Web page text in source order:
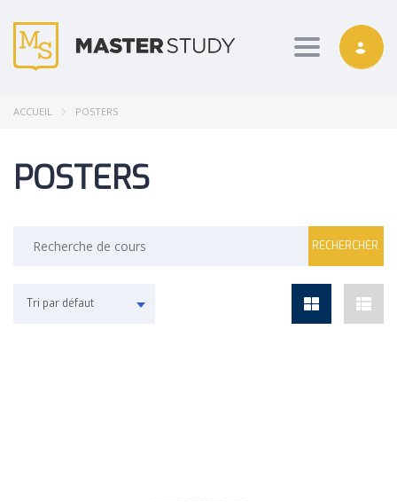
Toggle
ACCUEIL POSTERS
POSTERS
Tri par défaut